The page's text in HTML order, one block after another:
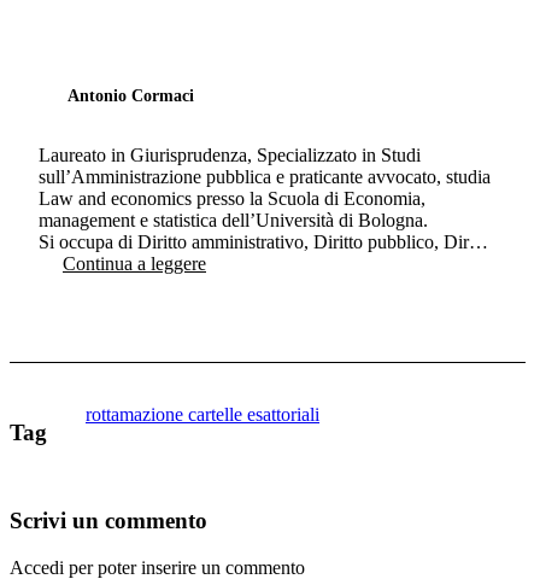
Antonio Cormaci
Laureato in Giurisprudenza, Specializzato in Studi
sull’Amministrazione pubblica e praticante avvocato, studia
Law and economics presso la Scuola di Economia,
management e statistica dell’Università di Bologna.
Si occupa di Diritto amministrativo, Diritto pubblico, Dir…
Continua a leggere
Tag
rottamazione cartelle esattoriali
Scrivi un commento
Accedi per poter inserire un commento